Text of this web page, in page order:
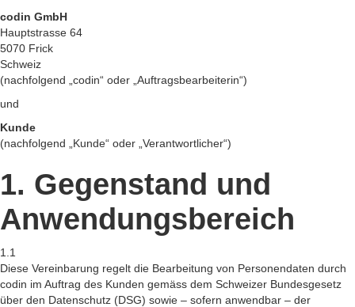
codin GmbH
Hauptstrasse 64
5070 Frick
Schweiz
(nachfolgend „codin“ oder „Auftragsbearbeiterin“)
und
Kunde
(nachfolgend „Kunde“ oder „Verantwortlicher“)
1. Gegenstand und
Anwendungsbereich
1.1
Diese Vereinbarung regelt die Bearbeitung von Personendaten durch
codin im Auftrag des Kunden gemäss dem Schweizer Bundesgesetz
über den Datenschutz (DSG) sowie – sofern anwendbar – der